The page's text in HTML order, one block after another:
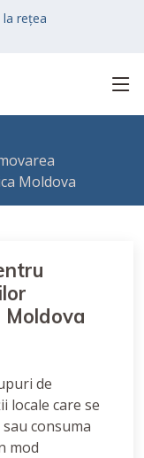
la rețea
Moldova
Moldova
de
locale care se
consuma
mod